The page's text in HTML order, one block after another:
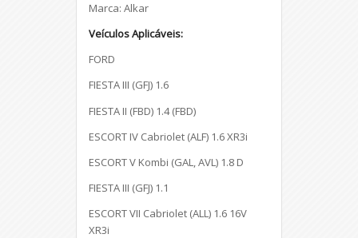
Marca: Alkar
Veículos Aplicáveis:
FORD
FIESTA III (GFJ) 1.6
FIESTA II (FBD) 1.4 (FBD)
ESCORT IV Cabriolet (ALF) 1.6 XR3i
ESCORT V Kombi (GAL, AVL) 1.8 D
FIESTA III (GFJ) 1.1
ESCORT VII Cabriolet (ALL) 1.6 16V
XR3i